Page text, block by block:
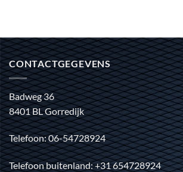
CONTACTGEGEVENS
Badweg 36
8401 BL Gorredijk
Telefoon: 06-54728924
Telefoon buitenland: +31 654728924